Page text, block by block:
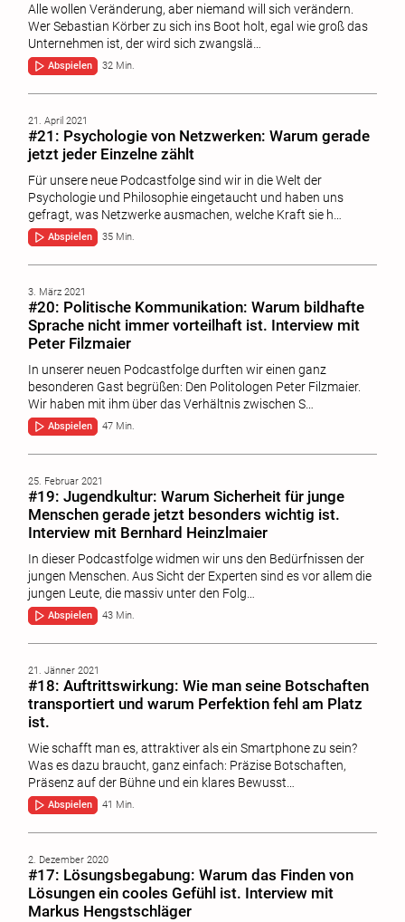
Alle wollen Veränderung, aber niemand will sich verändern.
Wer Sebastian Körber zu sich ins Boot holt, egal wie groß das
Unternehmen ist, der wird sich zwangslä…
Abspielen 32 Min.
21. April 2021
#21: Psychologie von Netzwerken: Warum gerade
jetzt jeder Einzelne zählt
Für unsere neue Podcastfolge sind wir in die Welt der
Psychologie und Philosophie eingetaucht und haben uns
gefragt, was Netzwerke ausmachen, welche Kraft sie h…
Abspielen 35 Min.
3. März 2021
#20: Politische Kommunikation: Warum bildhafte
Sprache nicht immer vorteilhaft ist. Interview mit
Peter Filzmaier
In unserer neuen Podcastfolge durften wir einen ganz
besonderen Gast begrüßen: Den Politologen Peter Filzmaier.
Wir haben mit ihm über das Verhältnis zwischen S…
Abspielen 47 Min.
25. Februar 2021
#19: Jugendkultur: Warum Sicherheit für junge
Menschen gerade jetzt besonders wichtig ist.
Interview mit Bernhard Heinzlmaier
In dieser Podcastfolge widmen wir uns den Bedürfnissen der
jungen Menschen. Aus Sicht der Experten sind es vor allem die
jungen Leute, die massiv unter den Folg…
Abspielen 43 Min.
21. Jänner 2021
#18: Auftrittswirkung: Wie man seine Botschaften
transportiert und warum Perfektion fehl am Platz
ist.
Wie schafft man es, attraktiver als ein Smartphone zu sein?
Was es dazu braucht, ganz einfach: Präzise Botschaften,
Präsenz auf der Bühne und ein klares Bewusst…
Abspielen 41 Min.
2. Dezember 2020
#17: Lösungsbegabung: Warum das Finden von
Lösungen ein cooles Gefühl ist. Interview mit
Markus Hengstschläger